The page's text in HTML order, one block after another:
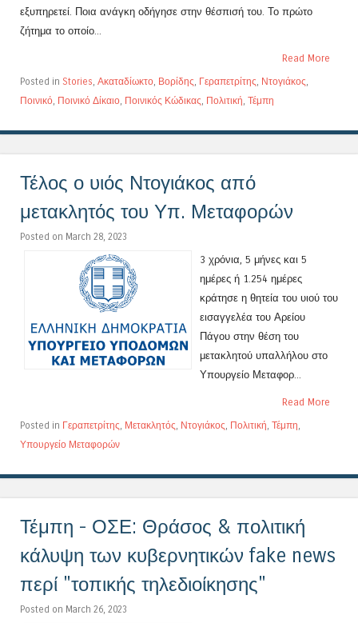
εξυπηρετεί. Ποια ανάγκη οδήγησε στην θέσπισή του. Το πρώτο
ζήτημα το οποίο...
Read More
Posted in Stories Ακαταδίωκτο Βορίδης Γεραπετρίτης Ντογιάκος
Ποινικό Ποινικό Δίκαιο Ποινικός Κώδικας Πολιτική Τέμπη
Τέλος ο υιός Ντογιάκος από
μετακλητός του Υπ. Μεταφορών
Posted on March 28, 2023
3 χρόνια, 5 μήνες και 5
ημέρες ή 1.254 ημέρες
κράτησε η θητεία του υιού του
εισαγγελέα του Αρείου
Πάγου στην θέση του
μετακλητού υπαλλήλου στο
Υπουργείο Μεταφορ...
Read More
Posted in Γεραπετρίτης, Μετακλητός, Ντογιάκος, Πολιτική, Τέμπη,
Υπουργείο Μεταφορών
Τέμπη - ΟΣΕ: Θράσος & πολιτική
κάλυψη των κυβερνητικών fake news
περί "τοπικής τηλεδιοίκησης"
Posted on March 26, 2023